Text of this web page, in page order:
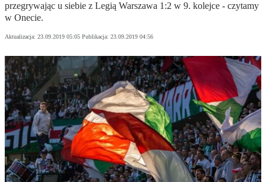
przegrywając u siebie z Legią Warszawa 1:2 w 9. kolejce - czytamy
w Onecie.
Aktualizacja: 23.09.2019 05:05 Publikacja: 23.09.2019 04:56